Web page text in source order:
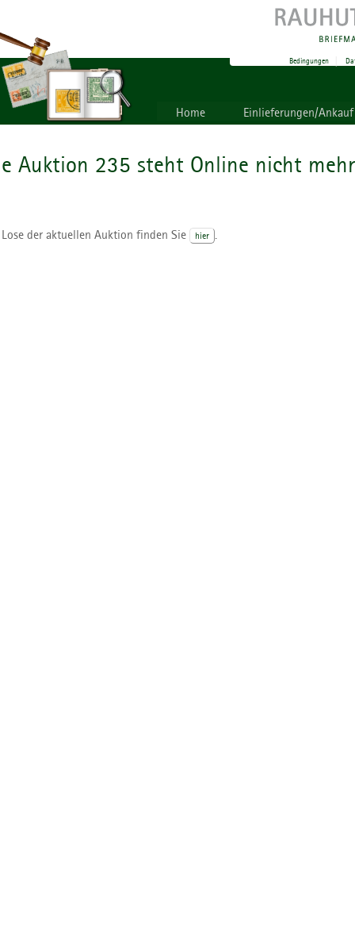
Bedingungen|
Home Einlieferungen/Ankauf
Auktion 235 steht Online nicht
der aktuellen Auktion finden Sie hier